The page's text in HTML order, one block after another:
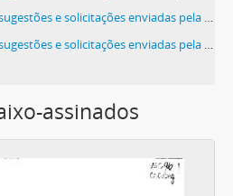
e solicitações enviadas pela população em geral
e solicitações enviadas pela população em geral
assinados